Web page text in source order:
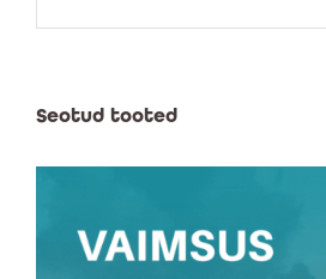
Seotud tooted